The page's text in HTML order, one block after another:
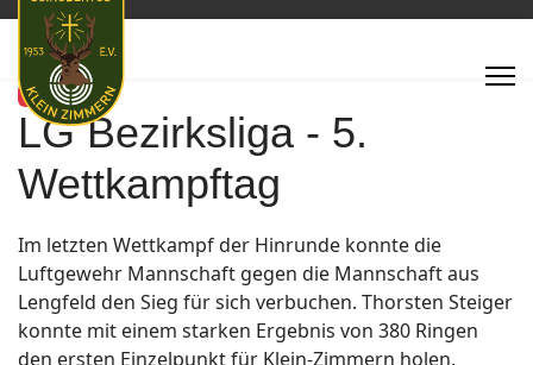
Featured
LG Bezirksliga - 5.
Wettkampftag
Im letzten Wettkampf der Hinrunde konnte die
Luftgewehr Mannschaft gegen die Mannschaft aus
Lengfeld den Sieg für sich verbuchen. Thorsten Steiger
konnte mit einem starken Ergebnis von 380 Ringen
den ersten Einzelpunkt für Klein-Zimmern holen.